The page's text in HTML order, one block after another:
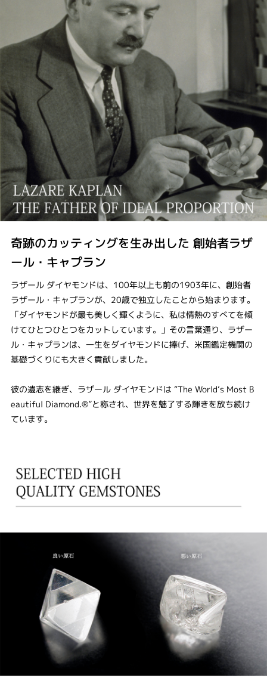
奇跡のカッティングを生み出した 創始者ラザ
ール・キャプラン
ラザール ダイヤモンドは、100年以上も前の1903年に、創始者
ラザール・キャプランが、20歳で独立したことから始まります。
「ダイヤモンドが最も美しく輝くように、私は情熱のすべてを傾
けてひとつひとつをカットしています。」その言葉通り、ラザー
ル・キャプランは、一生をダイヤモンドに捧げ、米国鑑定機関の
基礎づくりにも大きく貢献しました。
彼の遺志を継ぎ、ラザール ダイヤモンドは “The World‘s Most B
eautiful Diamond.®”と称され、世界を魅了する輝きを放ち続け
ています。